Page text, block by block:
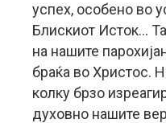
успех, особено во
Блискиот Исток…
на нашите
браќа во Христос.
колку брзо
духовно нашите